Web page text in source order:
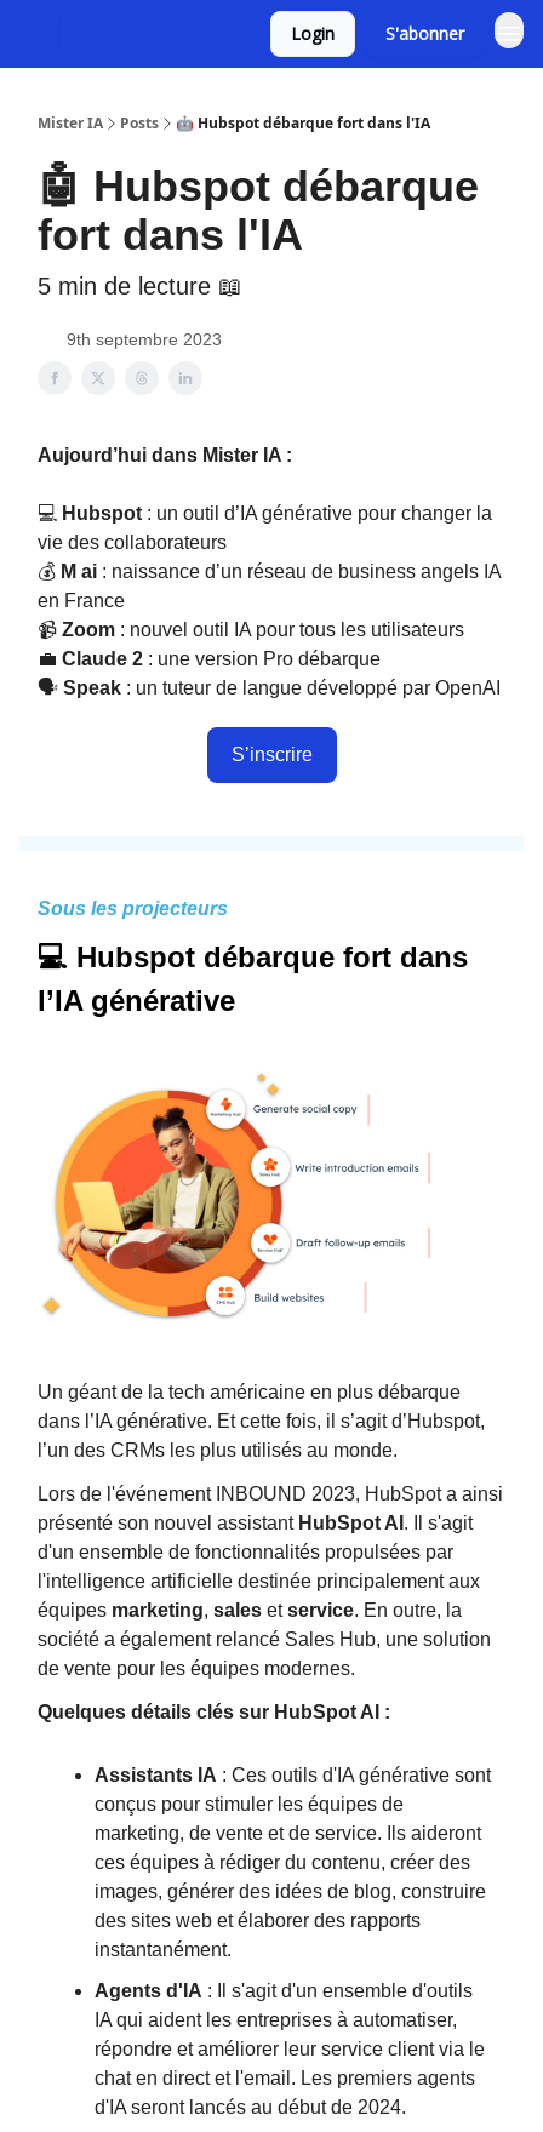
Login S'abonner
Mister IA Posts 🤖 Hubspot débarque fort dans l'IA
🤖 Hubspot débarque
fort dans l'IA
5 min de lecture 📖
9th septembre 2023
Aujourd’hui dans Mister IA :
💻 Hubspot : un outil d’IA générative pour changer la
vie des collaborateurs
💰 M ai : naissance d’un réseau de business angels IA
en France
📹 Zoom : nouvel outil IA pour tous les utilisateurs
💼 Claude 2 : une version Pro débarque
🗣️ Speak : un tuteur de langue développé par OpenAI
S’inscrire
Sous les projecteurs
💻 Hubspot débarque fort dans
l’IA générative
Un géant de la tech américaine en plus débarque
dans l’IA générative. Et cette fois, il s’agit d’Hubspot,
l’un des CRMs les plus utilisés au monde.
Lors de l'événement INBOUND 2023, HubSpot a ainsi
présenté son nouvel assistant HubSpot AI . Il s'agit
d'un ensemble de fonctionnalités propulsées par
l'intelligence artificielle destinée principalement aux
équipes marketing, sales etservice. En outre, la
société a également relancé Sales Hub, une solution
de vente pour les équipes modernes.
Quelques détails clés sur HubSpot AI :
Assistants IA : Ces outils d'IA générative sont
conçus pour stimuler les équipes de
marketing, de vente et de service. Ils aideront
ces équipes à rédiger du contenu, créer des
images, générer des idées de blog, construire
des sites web et élaborer des rapports
instantanément.
Agents d'IA : Il s'agit d'un ensemble d'outils
IA qui aident les entreprises à automatiser,
répondre et améliorer leur service client via le
chat en direct et l'email. Les premiers agents
d'IA seront lancés au début de 2024.